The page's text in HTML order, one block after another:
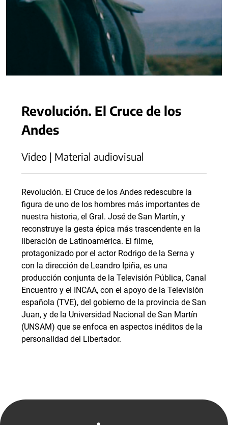
Revolución. El Cruce de los
Andes
Video | Material audiovisual
Revolución. El Cruce de los Andes redescubre la
figura de uno de los hombres más importantes de
nuestra historia, el Gral. José de San Martín, y
reconstruye la gesta épica más trascendente en la
liberación de Latinoamérica. El filme,
protagonizado por el actor Rodrigo de la Serna y
con la dirección de Leandro Ipiña, es una
producción conjunta de la Televisión Pública, Canal
Encuentro y el INCAA, con el apoyo de la Televisión
española (TVE), del gobierno de la provincia de San
Juan, y de la Universidad Nacional de San Martín
(UNSAM) que se enfoca en aspectos inéditos de la
personalidad del Libertador.